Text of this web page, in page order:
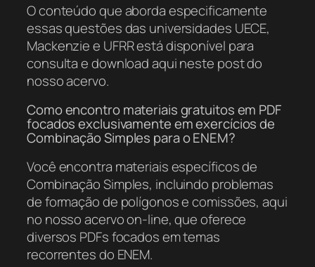
O conteúdo que aborda especificamente
essas questões das universidades UECE,
Mackenzie e UFRR está disponível para
consulta e download aqui neste post do
nosso acervo.
Como encontro materiais gratuitos em PDF
focados exclusivamente em exercícios de
Combinação Simples para o ENEM?
Você encontra materiais específicos de
Combinação Simples, incluindo problemas
de formação de polígonos e comissões, aqui
no nosso acervo on-line, que oferece
diversos PDFs focados em temas
recorrentes do ENEM.